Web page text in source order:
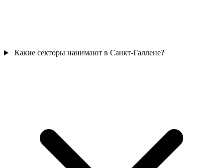
Какие секторы нанимают в Санкт-Галлене?